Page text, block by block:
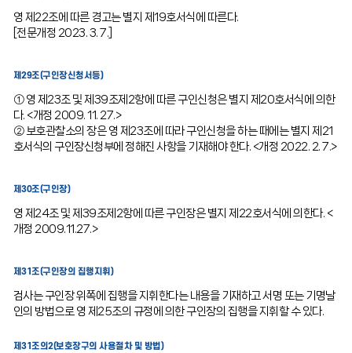
영 제22조에 따른 경고는 별지 제19호서식에 따른다.
[전문개정 2023. 3. 7.]
제29조(구인장신청서등)
① 영 제23조 및 제39조제2항에 따른 구인신청은 별지 제20호서식에 의한
다. <개정 2009. 11. 27.>
② 보호관찰소의 장은 영 제23조에 따라 구인신청을 하는 때에는 별지 제21
호서식의 구인장신청부에 정해진 사항을 기재해야 한다. <개정 2022. 2. 7.>
제30조(구인장)
영 제24조 및 제39조제2항에 따른 구인장은 별지 제22호서식에 의한다. <
개정 2009.11.27.>
제31조(구인장의 집행지휘)
검사는 구인장 위쪽에 집행을 지휘한다는 내용을 기재하고 서명 또는 기명날
인의 방법으로 영 제25조의 규정에 의한 구인장의 집행을 지휘할 수 있다.
제31조의2(보호장구의 사용절차 및 방법)